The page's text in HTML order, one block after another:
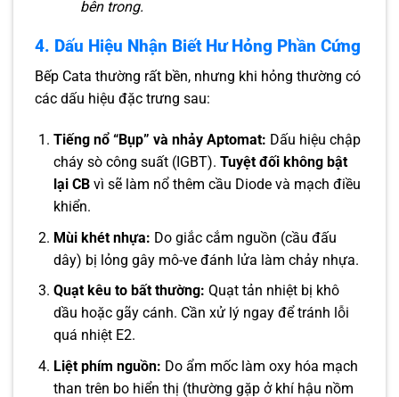
bên trong.
4. Dấu Hiệu Nhận Biết Hư Hỏng Phần Cứng
Bếp Cata thường rất bền, nhưng khi hỏng thường có
các dấu hiệu đặc trưng sau:
Tiếng nổ “Bụp” và nhảy Aptomat: Dấu hiệu chập
cháy sò công suất (IGBT). Tuyệt đối không bật
lại CBvì sẽ làm nổ thêm cầu Diode và mạch điều
khiển.
Mùi khét nhựa: Do giắc cắm nguồn (cầu đấu
dây) bị lỏng gây mô-ve đánh lửa làm chảy nhựa.
Quạt kêu to bất thường: Quạt tản nhiệt bị khô
dầu hoặc gãy cánh. Cần xử lý ngay để tránh lỗi
quá nhiệt E2.
Liệt phím nguồn: Do ẩm mốc làm oxy hóa mạch
than trên bo hiển thị (thường gặp ở khí hậu nồm